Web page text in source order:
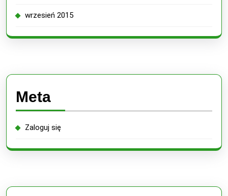
wrzesień 2015
Meta
Zaloguj się